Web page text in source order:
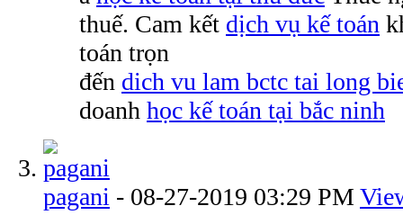
thuế. Cam kết dịch vụ kế toán
toán trọn
đến dich vu lam bctc tai long
doanh học kế toán tại bắc ninh
pagani - 08-27-2019 03:29 PM